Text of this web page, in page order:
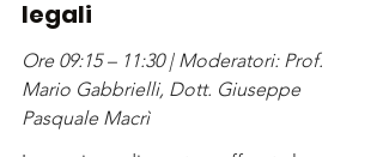
legali
Ore 09:15 – 11:30 | Moderatori: Prof.
Mario Gabbrielli, Dott. Giuseppe
Pasquale Macrì